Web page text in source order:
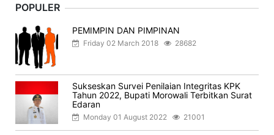
POPULER
PEMIMPIN DAN PIMPINAN
Friday 02 March 2018 28682
Sukseskan Survei Penilaian Integritas KPK
Tahun 2022, Bupati Morowali Terbitkan Surat
Edaran
Monday 01 August 2022 21001